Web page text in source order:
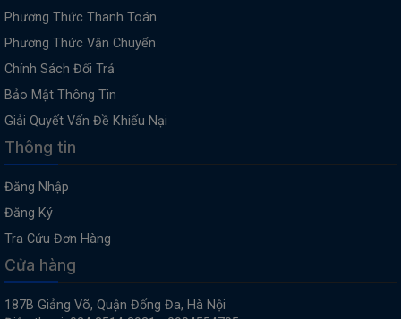
Phương Thức Thanh Toán
Phương Thức Vận Chuyển
Chính Sách Đổi Trả
Bảo Mật Thông Tin
Giải Quyết Vấn Đề Khiếu Nại
Thông tin
Đăng Nhập
Đăng Ký
Tra Cứu Đơn Hàng
Cửa hàng
187B Giảng Võ, Quận Đống Đa, Hà Nội